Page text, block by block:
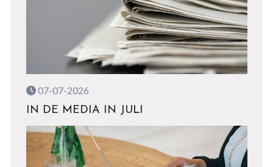
07-07-2026
IN DE MEDIA IN JULI